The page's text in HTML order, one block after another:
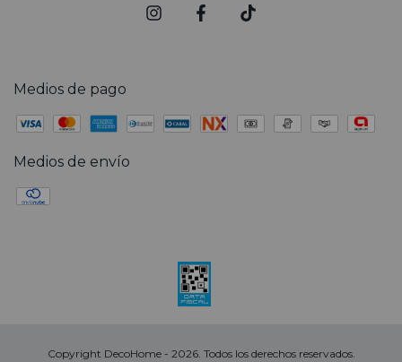
Medios de pago
Medios de envío
Copyright DecoHome - 2026. Todos los derechos reservados.